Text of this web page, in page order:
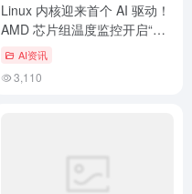
Linux 内核迎来首个 AI 驱动！
AMD 芯片组温度监控开启“智
造”新纪元
AI资讯
3,110